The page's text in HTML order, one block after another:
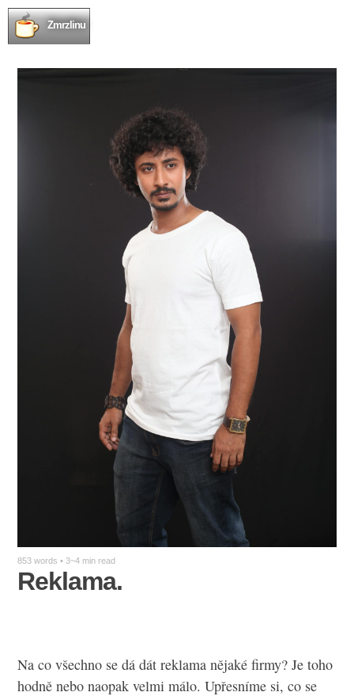
Zmrzlinu
853 words • 3~4 min read
Reklama.
Na co všechno se dá dát reklama nějaké firmy? Je toho
hodně nebo naopak velmi málo. Upřesníme si, co se